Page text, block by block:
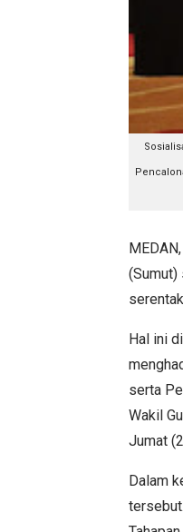
(Sumut)
Hal ini
serta
Wakil
Jumat
Dalam